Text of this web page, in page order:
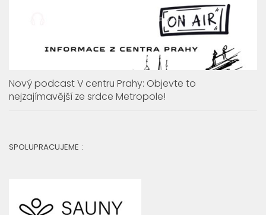
Nový podcast V centru Prahy: Objevte to
nejzajímavější ze srdce Metropole!
SPOLUPRACUJEME :